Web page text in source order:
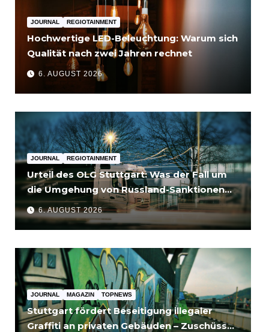
JOURNAL REGIOTAINMENT
Hochwertige LED-Beleuchtung: Warum sich
Qualität nach zwei Jahren rechnet
6. AUGUST 2026
JOURNAL REGIOTAINMENT
Urteil des OLG Stuttgart: Was der Fall um
die Umgehung von Russland-Sanktionen
für Unternehmen bedeutet
6. AUGUST 2026
JOURNAL MAGAZIN TOPNEWS
Stuttgart fördert Beseitigung illegaler
Graffiti an privaten Gebäuden – Zuschüsse